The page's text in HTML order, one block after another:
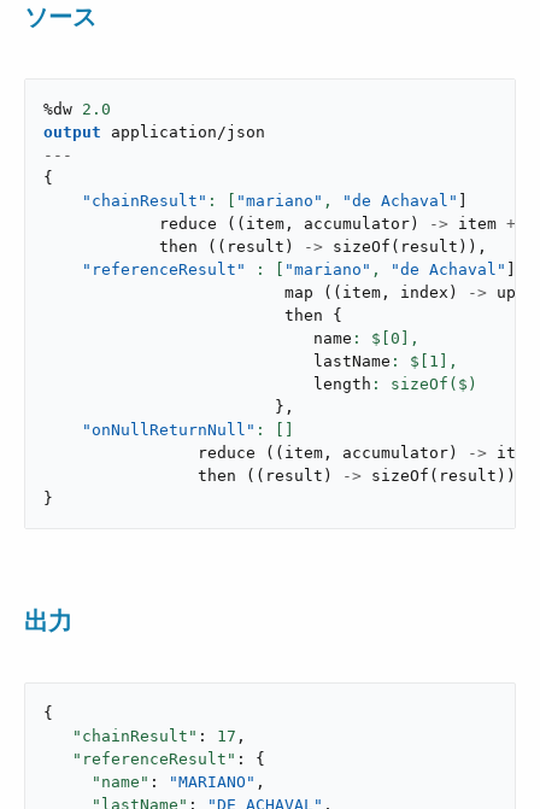
ソース
%dw 2.0
output
application/json
---
{
"chainResult" : [ "mariano" , "de Achaval"
reduce
( ( item , accumulator ) -> item ++
then
( ( result ) -> sizeOf ( result ) ) ,
"referenceResult"
: [ "mariano" , "de Achaval"
map
( ( item , index ) ->
                         then
{
                            name
: $[ 0 ],
                            lastName
: $[ 1 ],
                            length
} ,
"onNullReturnNull"
reduce
( ( item , accumulator ) ->
then
( ( result ) -> sizeOf ( result ) )
}
出力
{
"chainResult" : 17 ,
"referenceResult" : {
"name" : "MARIANO" ,
"lastName" : "DE ACHAVAL" ,